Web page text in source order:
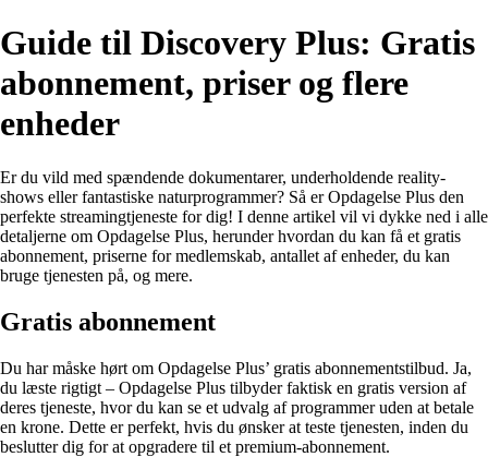
Guide til Discovery Plus: Gratis
abonnement, priser og flere
enheder
Er du vild med spændende dokumentarer, underholdende reality-
shows eller fantastiske naturprogrammer? Så er Opdagelse Plus den
perfekte streamingtjeneste for dig! I denne artikel vil vi dykke ned i alle
detaljerne om Opdagelse Plus, herunder hvordan du kan få et gratis
abonnement, priserne for medlemskab, antallet af enheder, du kan
bruge tjenesten på, og mere.
Gratis abonnement
Du har måske hørt om Opdagelse Plus’ gratis abonnementstilbud. Ja,
du læste rigtigt – Opdagelse Plus tilbyder faktisk en gratis version af
deres tjeneste, hvor du kan se et udvalg af programmer uden at betale
en krone. Dette er perfekt, hvis du ønsker at teste tjenesten, inden du
beslutter dig for at opgradere til et premium-abonnement.